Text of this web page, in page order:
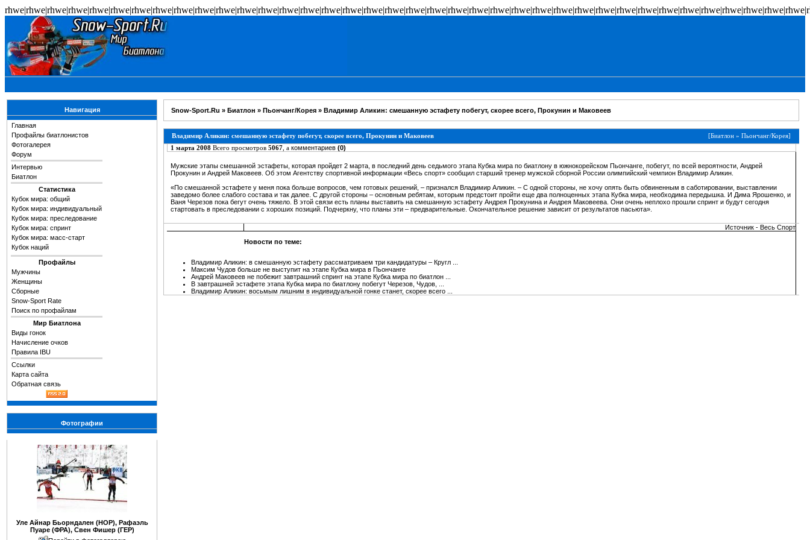
Навигация
Главная
Профайлы биатлонистов
Фотогалерея
Форум
Интервью
Биатлон
Статистика
Кубок мира: общий
Кубок мира: индивидуальный
Кубок мира: преследование
Кубок мира: спринт
Кубок мира: масс-старт
Кубок наций
Профайлы
Мужчины
Женщины
Сборные
Snow-Sport Rate
Поиск по профайлам
Мир Биатлона
Виды гонок
Начисление очков
Правила IBU
Ссылки
Карта сайта
Обратная связь
Фотографии
Уле Айнар Бьорндален (НОР), Рафаэль
Пуаре (ФРА), Свен Фишер (ГЕР)
Snow-Sport.Ru » Биатлон » Пьончанг/Корея » Владимир Аликин: смешанную эстафету побегут, скорее всего, Прокунин и Маковеев
Владимир Аликин: смешанную эстафету побегут, скорее всего, Прокунин и Маковеев [Биатлон » Пьончанг/Корея]
1 марта 2008 Всего просмотров 5067 , а комментариев (0)
Мужские этапы смешанной эстафеты, которая пройдет 2 марта, в последний день седьмого этапа Кубка мира по биатлону в южнокорейском Пьончанге, побегут, по всей вероятности, Андрей
Прокунин и Андрей Маковеев. Об этом Агентству спортивной информации «Весь спорт» сообщил старший тренер мужской сборной России олимпийский чемпион Владимир Аликин.
«По смешанной эстафете у меня пока больше вопросов, чем готовых решений, – признался Владимир Аликин. – С одной стороны, не хочу опять быть обвиненным в саботировании, выставлении
заведомо более слабого состава и так далее. С другой стороны – основным ребятам, которым предстоит пройти еще два полноценных этапа Кубка мира, необходима передышка. И Дима Ярошенко, и
Ваня Черезов пока бегут очень тяжело. В этой связи есть планы выставить на смешанную эстафету Андрея Прокунина и Андрея Маковеева. Они очень неплохо прошли спринт и будут сегодня
стартовать в преследовании с хороших позиций. Подчеркну, что планы эти – предварительные. Окончательное решение зависит от результатов пасьюта».
Источник - Весь Спорт
Новости по теме:
Владимир Аликин: в смешанную эстафету рассматриваем три кандидатуры – Кругл ...
Максим Чудов больше не выступит на этапе Кубка мира в Пьончанге
Андрей Маковеев не побежит завтрашний спринт на этапе Кубка мира по биатлон ...
В завтрашней эстафете этапа Кубка мира по биатлону побегут Черезов, Чудов, ...
Владимир Аликин: восьмым лишним в индивидуальной гонке станет, скорее всего ...